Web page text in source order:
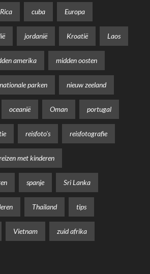
cuba Europa
jordanië Kroatië Laos
amerika midden oosten
nationale parken nieuw zeeland
oceanië Oman portugal
reisfoto's reisfotografie
met kinderen
spanje Sri Lanka
Thailand tips
Vietnam zuid afrika